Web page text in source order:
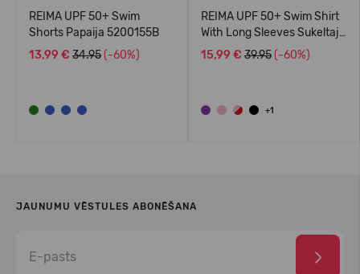
REIMA UPF 50+ Swim
Shorts Papaija 5200155B
13,99 € 34.95 (-60%)
REIMA UPF 50+ Swim Shirt
With Long Sleeves Sukeltaja
5200140A
15,99 € 39.95 (-60%)
+1
JAUNUMU VĒSTULES ABONĒŠANA